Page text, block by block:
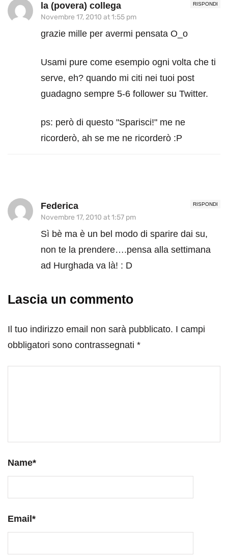
RISPONDI
la (povera) collega
Novembre 17, 2010 at 1:55 pm
grazie mille per avermi pensata O_o
Usami pure come esempio ogni volta che ti
serve, eh? quando mi citi nei tuoi post
guadagno sempre 5-6 follower su Twitter.
ps: però di questo "Sparisci!" me ne
ricorderò, ah se me ne ricorderò :P
RISPONDI
Federica
Novembre 17, 2010 at 1:57 pm
Sì bè ma è un bel modo di sparire dai su,
non te la prendere….pensa alla settimana
ad Hurghada va là! : D
Lascia un commento
Il tuo indirizzo email non sarà pubblicato. I campi
obbligatori sono contrassegnati *
Name*
Email *